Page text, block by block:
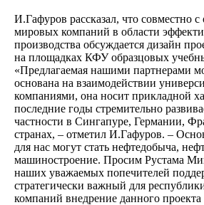
И.Гафуров рассказал, что совместно
мировых компаний в области
производства обсуждается дизайн
на площадках КФУ образцовых
«Предлагаемая нашими партнерами
основана на взаимодействии
компаниями, она носит прикладной
последние годы стремительно
частности в Сингапуре, Германии,
странах, – отметил И.Гафуров. –
для нас могут стать нефтедобыча,
машиностроение. Просим Рустама
наших уважаемых попечителей
стратегически важный для
компаний внедрение данного